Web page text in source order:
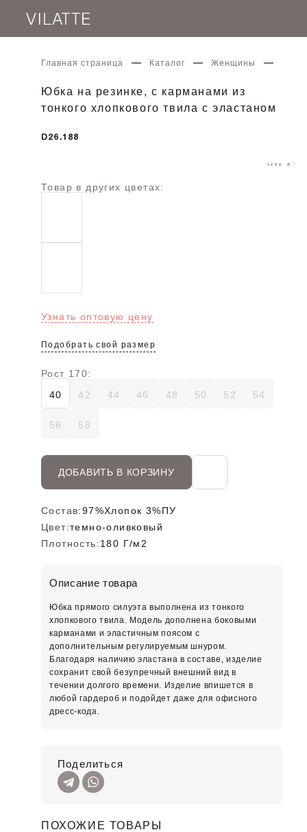
Главная страница Каталог Женщины
Юбка на резинке, с карманами из
тонкого хлопкового твила с эластаном
D26.188
Товар в других цветах:
Узнать оптовую цену
Подобрать свой размер
Рост 170:
40
42 44 46 48 50 52 54
56 58
ДОБАВИТЬ В КОРЗИНУ
Состав:97%Хлопок 3%ПУ
Цвет:темно-оливковый
Плотность:180 Г/м2
Описание товара
Юбка прямого силуэта выполнена из тонкого
хлопкового твила. Модель дополнена боковыми
карманами и эластичным поясом с
дополнительным регулируемым шнуром.
Благодаря наличию эластана в составе, изделие
сохранит свой безупречный внешний вид в
течении долгого времени. Изделие впишется в
любой гардероб и подойдет даже для офисного
дресс-кода.
Поделиться
ПОХОЖИЕ ТОВАРЫ